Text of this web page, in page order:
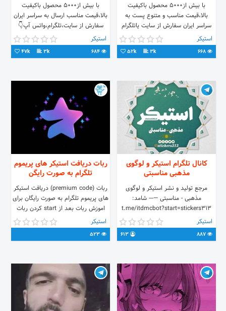
با بيش از٥٠٠٠ محصول باكيفيت
بالا،قيمت مناسب و متنوع پست به
سراسر ايران سفارش از سایت یاتلگرام
يادايركت و ياواتسآپ
www.hiradeshop.com کانال تلگرام👇
استیکر
3k
52k
با بيش از٥٠٠٠ محصول باكيفيت
بالا،قيمت مناسب ارسال به سراسر ايران
سفارش از سایت،تلگرام،واتس آپ👇
09121349886
www.hiradeshop.com
#استیکر#برچسب
استیکر
3k
47k
کانال تلگرام استیکر و لوگوی
مذهبی مناسبتی
مرجع تولید و نشر استیکر و لوگوی
مذهبی - مناسبتی —--- شامد:
t.me/itdmcbot?start=stickers313
—------------ سایت رسمی: 🌐
ziaossalehin.ir کانال رسمی:
@ziaossalein ➕کانال سردبیر:
استیکر
ربات دریافت استیکر های پریموم
تلگرام به صورت رایگن
ربات (premium code) دریافت استیکر
های پریموم تلگرام به صورت رایگان برای
اموزش ربات بعد از start کردن ربات
روی فیلم کلیک کنید
استیکر